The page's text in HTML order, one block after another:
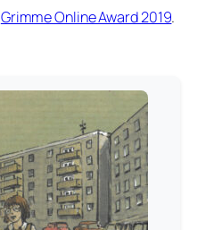
Grimme Online Award 2019.